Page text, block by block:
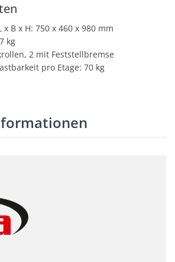
x B x H: 750 x 460 x 980 mm
kg
2 mit Feststellbremse
pro Etage: 70 kg